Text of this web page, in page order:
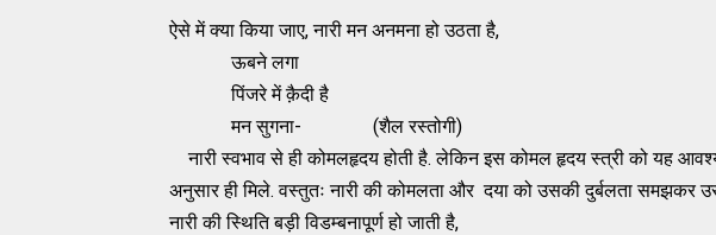
ऐसे में क्या किया जाए, नारी मन अनमना हो उठता है,
ऊबने लगा
पिंजरे में क़ैदी है
मन सुगना- (शैल रस्तोगी)
नारी स्वभाव से ही कोमलहृदय होती है. लेकिन इस कोमल हृदय स्त्री को यह
अनुसार ही मिले. वस्तुतः नारी की कोमलता और दया को उसकी दुर्बलता
नारी की स्थिति बड़ी विडम्बनापूर्ण हो जाती है,